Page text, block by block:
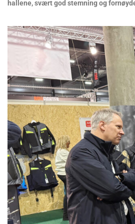
hallene, svært god stemning og